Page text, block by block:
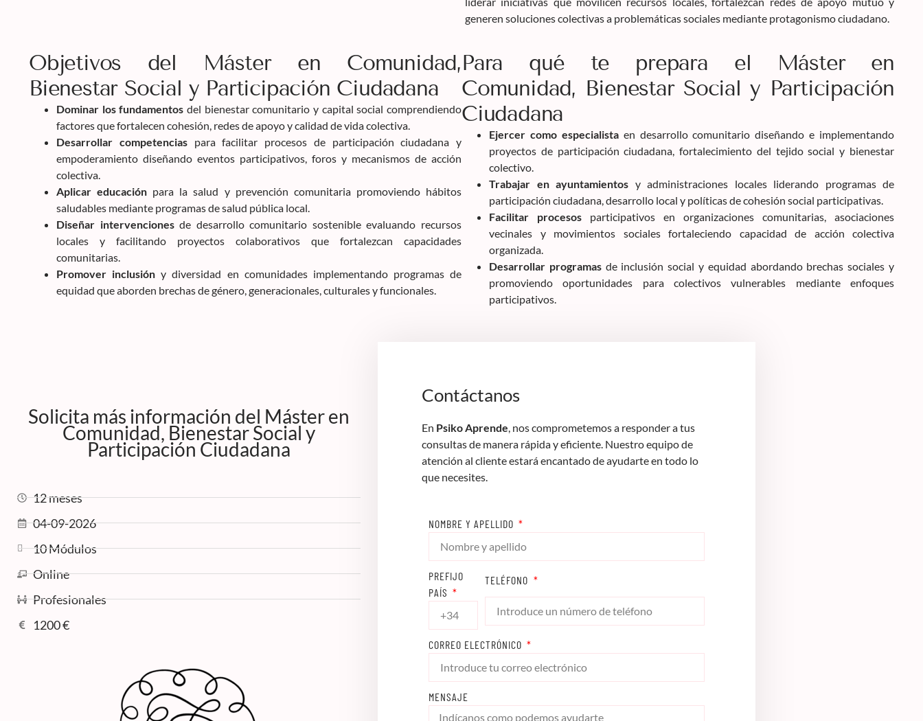
generen soluciones colectivas a problemáticas sociales mediante protagonismo ciudadano.
Objetivos del Máster en Comunidad,
Bienestar Social y Participación Ciudadana
Dominar los fundamentos del bienestar comunitario y capital social comprendiendo
factores que fortalecen cohesión, redes de apoyo y calidad de vida colectiva.
Desarrollar competenciaspara facilitar procesos de participación ciudadana y
empoderamiento diseñando eventos participativos, foros y mecanismos de acción
colectiva.
Aplicar educación para la salud y prevención comunitaria promoviendo hábitos
saludables mediante programas de salud pública local.
Diseñar intervencionesde desarrollo comunitario sostenible evaluando recursos
locales y facilitando proyectos colaborativos que fortalezcan capacidades
comunitarias.
Promover inclusión y diversidad en comunidades implementando programas de
equidad que aborden brechas de género, generacionales, culturales y funcionales.
Para qué te prepara el Máster en
Comunidad, Bienestar Social y Participación
Ciudadana
Ejercer como especialistaen desarrollo comunitario diseñando e implementando
proyectos de participación ciudadana, fortalecimiento del tejido social y bienestar
colectivo.
Trabajar en ayuntamientos y administraciones locales liderando programas de
participación ciudadana, desarrollo local y políticas de cohesión social participativas.
Facilitar procesos participativos en organizaciones comunitarias, asociaciones
vecinales y movimientos sociales fortaleciendo capacidad de acción colectiva
organizada.
Desarrollar programasde inclusión social y equidad abordando brechas sociales y
promoviendo oportunidades para colectivos vulnerables mediante enfoques
participativos.
Solicita más información del Máster en
Comunidad, Bienestar Social y
Participación Ciudadana
12 meses
04-09-2026
10 Módulos
Online
Profesionales
1200 €
Contáctanos
En Psiko Aprende, nos comprometemos a responder a tus
consultas de manera rápida y eficiente. Nuestro equipo de
atención al cliente estará encantado de ayudarte en todo lo
que necesites.
NOMBRE Y APELLIDO
PREFIJO
PAÍS
TELÉFONO
CORREO ELECTRÓNICO
MENSAJE